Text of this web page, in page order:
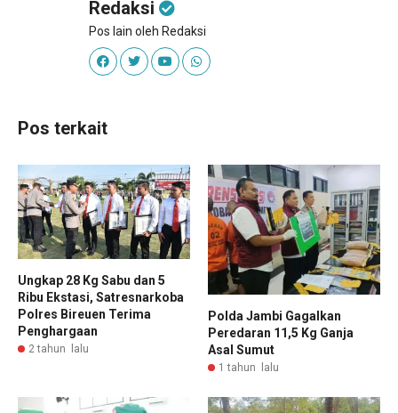
Redaksi
Pos lain oleh Redaksi
Pos terkait
Ungkap 28 Kg Sabu dan 5
Ribu Ekstasi, Satresnarkoba
Polres Bireuen Terima
Penghargaan
2 tahun lalu
Polda Jambi Gagalkan
Peredaran 11,5 Kg Ganja
Asal Sumut
1 tahun lalu